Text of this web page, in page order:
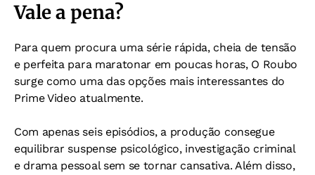
Vale a pena?
Para quem procura uma série rápida, cheia de tensão
e perfeita para maratonar em poucas horas, O Roubo
surge como uma das opções mais interessantes do
Prime Video atualmente.
Com apenas seis episódios, a produção consegue
equilibrar suspense psicológico, investigação criminal
e drama pessoal sem se tornar cansativa. Além disso,